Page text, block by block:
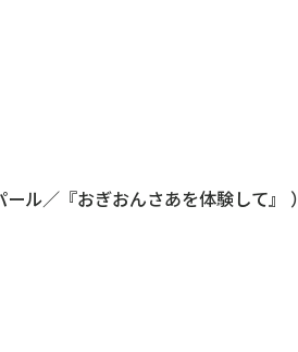
／『おぎおんさあを体験して』 ）